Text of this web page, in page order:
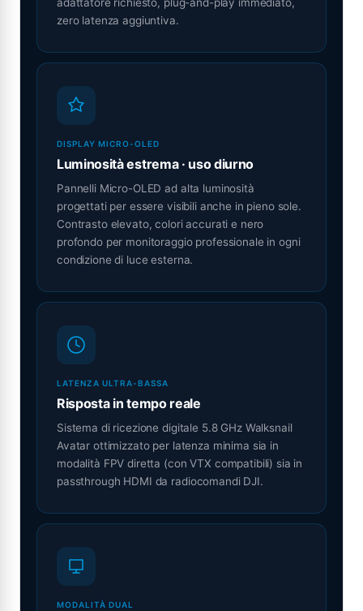
zero latenza aggiuntiva.
DISPLAY MICRO-OLED
Luminosità estrema · uso diurno
Pannelli Micro-OLED ad alta luminosità
progettati per essere visibili anche in pieno sole.
Contrasto elevato, colori accurati e nero
profondo per monitoraggio professionale in ogni
condizione di luce esterna.
LATENZA ULTRA-BASSA
Risposta in tempo reale
Sistema di ricezione digitale 5.8 GHz Walksnail
Avatar ottimizzato per latenza minima sia in
modalità FPV diretta (con VTX compatibili) sia in
passthrough HDMI da radiocomandi DJI.
MODALITÀ DUAL